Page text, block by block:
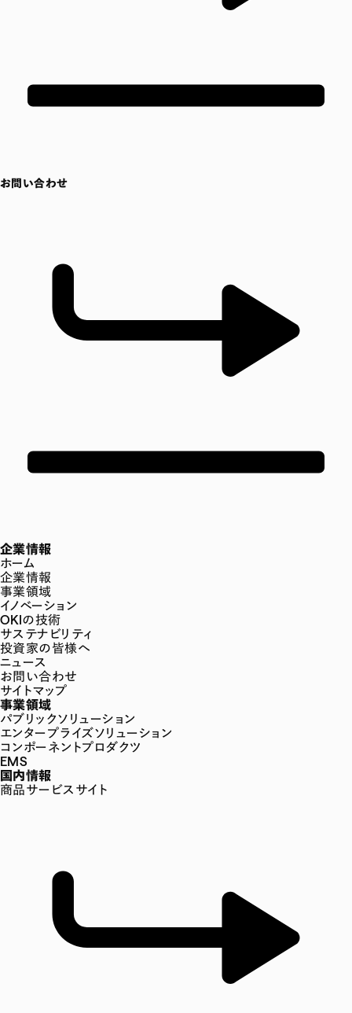
お問い合わせ
企業情報
ホーム
企業情報
事業領域
イノベーション
OKIの技術
サステナビリティ
投資家の皆様へ
ニュース
お問い合わせ
サイトマップ
事業領域
パブリックソリューション
エンタープライズソリューション
コンポーネントプロダクツ
EMS
国内情報
商品サービスサイト